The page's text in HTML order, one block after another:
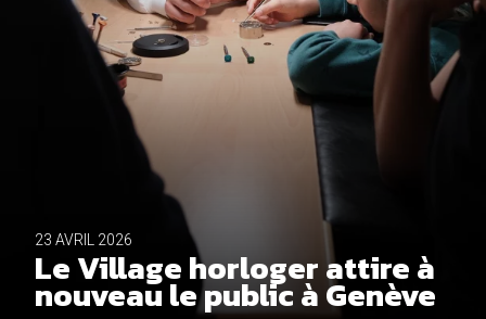
23 AVRIL 2026
Le Village horloger attire à
nouveau le public à Genève